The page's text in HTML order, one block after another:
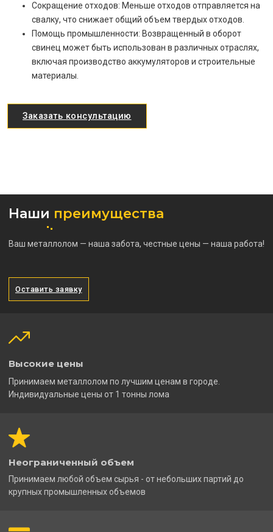
Сокращение отходов: Меньше отходов отправляется на
свалку, что снижает общий объем твердых отходов.
Помощь промышленности: Возвращенный в оборот
свинец может быть использован в различных отраслях,
включая производство аккумуляторов и строительные
материалы.
Заказать консультацию
Наши преимущества
Ваш металлолом — наша забота, честные цены — наша работа!
Оставить заявку
Высокие цены
Принимаем металлолом по лучшим ценам в городе.
Индивидуальные цены от 1 тонны лома
Неограниченный объем
Принимаем любой объем сырья - от небольших партий до
крупных промышленных объемов